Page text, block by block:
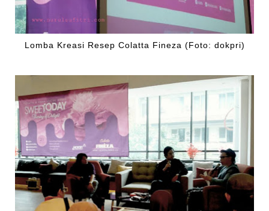
Lomba Kreasi Resep Colatta Fineza (Foto: dokpri)